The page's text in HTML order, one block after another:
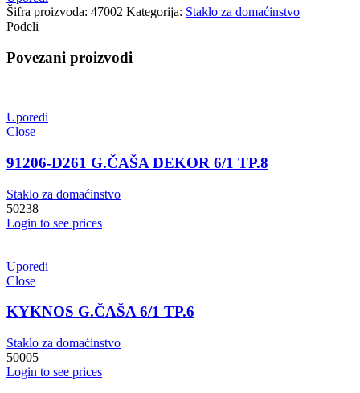
Šifra proizvoda: 47002 Kategorija: Staklo za domaćinstvo
Podeli
Povezani proizvodi
Uporedi
Close
91206-D261 G.ČAŠA DEKOR 6/1 TP.8
Staklo za domaćinstvo
50238
Login to see prices
Uporedi
Close
KYKNOS G.ČAŠA 6/1 TP.6
Staklo za domaćinstvo
50005
Login to see prices